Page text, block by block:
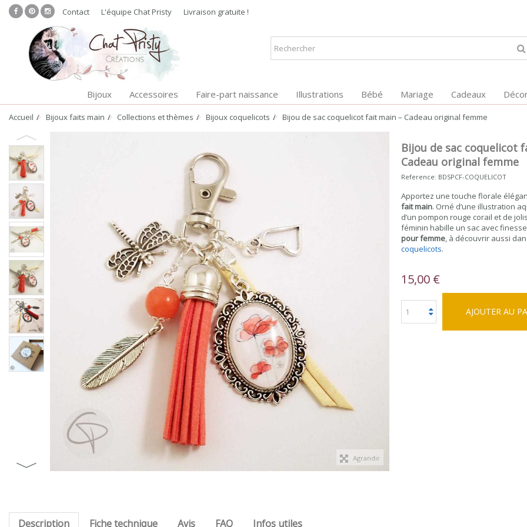
Contact L'équipe Chat Pristy Livraison gratuite !
Bijoux Accessoires Faire-part naissance Illustrations Bébé Mariage Cadeaux
Accueil Bijoux faits main Collections et thèmes Bijoux coquelicots Bijou de sac coquelicot fait main – Cadeau original femme
Agrandir
Bijou de sac coquelicot
Cadeau original femme
Reference: BDSPCF-COQUELICOT
Apportez une touche florale
fait main. Orné d’une illustration
d’un pompon rouge corail et de
féminin habille un sac avec
pour femme, à découvrir aussi
coquelicots.
15,00 €
AJOUTER AU
Description Fiche technique Avis FAQ Infos utiles